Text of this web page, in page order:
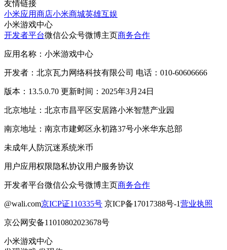
友情链接
小米应用商店小米商城英雄互娱
小米游戏中心
开发者平台微信公众号微博主页商务合作
应用名称：小米游戏中心
开发者：北京瓦力网络科技有限公司 电话：010-60606666
版本：13.5.0.70 更新时间：2025年3月24日
北京地址：北京市昌平区安居路小米智慧产业园
南京地址：南京市建邺区永初路37号小米华东总部
未成年人防沉迷系统米币
用户应用权限隐私协议用户服务协议
开发者平台微信公众号微博主页商务合作
@wali.com京ICP证110335号 京ICP备17017388号-1营业执照
京公网安备11010802023678号
小米游戏中心